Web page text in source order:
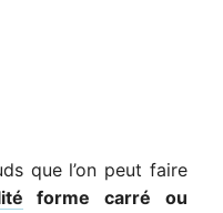
que l’on peut faire
forme carré ou